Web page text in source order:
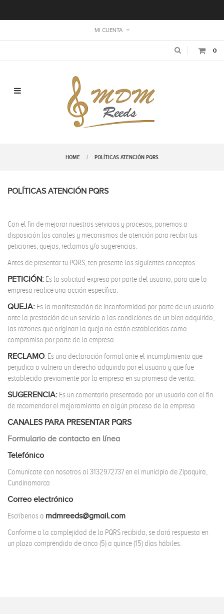
MI CUENTA
0
Navegación de palanca
HOME POLÍTICAS ATENCIÓN PQRS
POLÍTICAS ATENCIÓN PQRS
Con el fin de mejorar nuestros servicios y procesos, ponemos a
disposición los canales y mecanismos de atención para recibir tus
peticiones, quejas, reclamos y/o sugerencias.
Antes de presentar tu PQRS, ten presente los siguientes conceptos
PETICIÓN: Es la solicitud expresa por parte del usuario, para que la
empresa realice una acción específica.
QUEJA: Es la manifestación de inconformidad por parte de un usuario
ante la prestación de un servicio o las condiciones de un bien adquirido,
las razones que originan la queja no están establecidas como
compromiso por parte de la empresa.
RECLAMO: Es una declaración formal ante el incumplimiento que
perjudica o vulnera un derecho adquirido por el usuario y que fue
establecido previamente por la empresa en su promesa de venta.
SUGERENCIA: Es un comentario presentado por un usuario con el fin
de recomendar el mejoramiento en algún proceso de la empresa
CANALES PARA PRESENTAR PQRS
Formulario de contacto en línea
Telefónico
Comunícate con nosotros al3132972737en el municipio deZipaquira,
Cundinamarca
Correo electrónico
Escríbenos a mdmreeds@gmail.com
Conforme a la complejidad de la PQRS recibida, se dará respuesta en
un plazo comprendido de cinco (5) a quince (15) días hábiles.